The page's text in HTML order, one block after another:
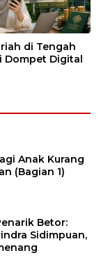
di Tengah
Dompet Digital
Anak Kurang
(Bagian 1)
Betor:
Sidimpuan,